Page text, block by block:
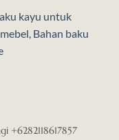
kayu untuk
Bahan baku
+6282118617857